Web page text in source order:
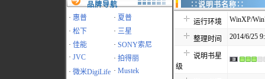
品牌导航
· 惠普 · 夏普
· 松下 · 三星
· 佳能 · SONY索尼
· JVC · 拍得丽
· 微米DigiLife · Mustek
∷说明书名
运行环境 WinXP/
整理时间 2014/6/25
说明书星
级